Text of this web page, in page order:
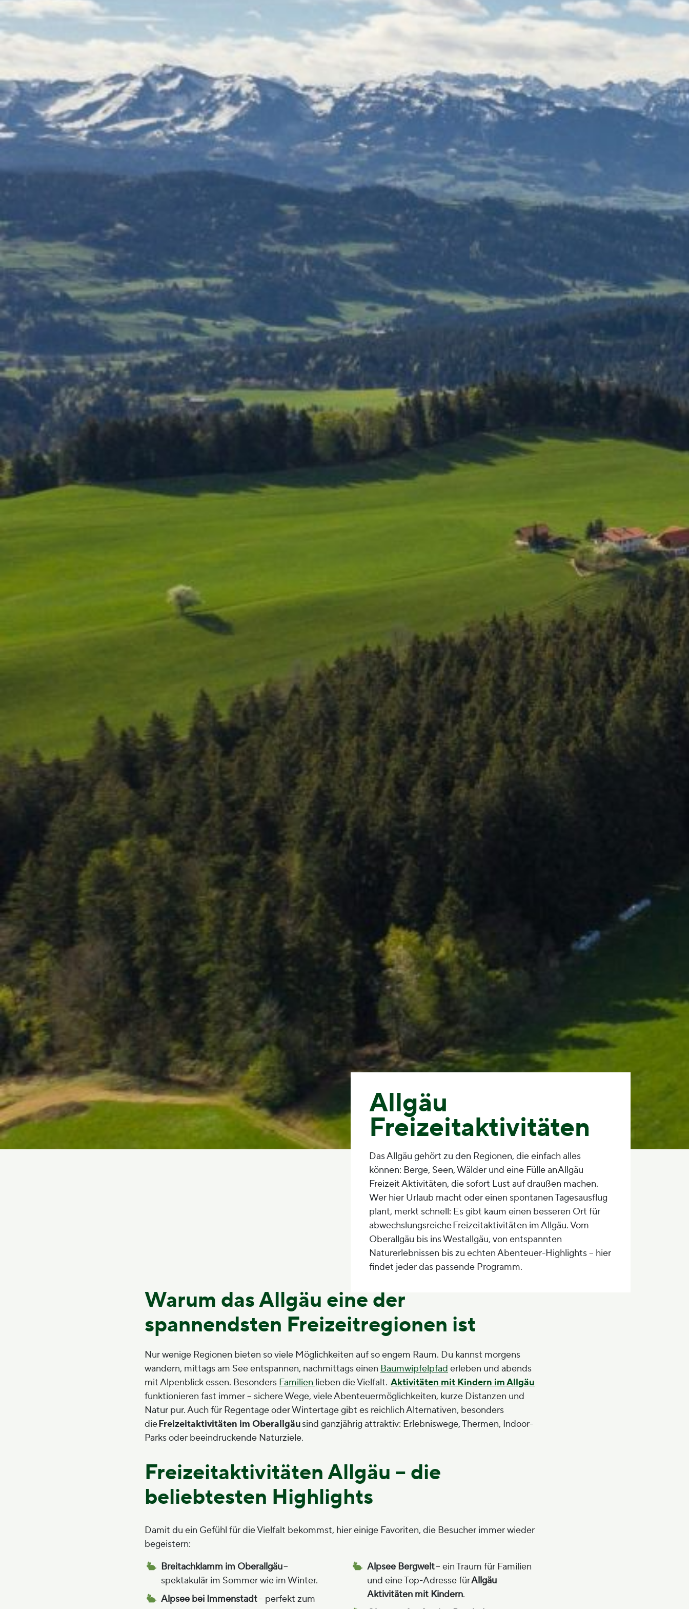
Allgäu
Freizeitaktivitäten
Das Allgäu gehört zu den Regionen, die einfach alles
können: Berge, Seen, Wälder und eine Fülle an Allgäu
Freizeit Aktivitäten, die sofort Lust auf draußen machen.
Wer hier Urlaub macht oder einen spontanen Tagesausflug
plant, merkt schnell: Es gibt kaum einen besseren Ort für
abwechslungsreiche Freizeitaktivitäten im Allgäu. Vom
Oberallgäu bis ins Westallgäu, von entspannten
Naturerlebnissen bis zu echten Abenteuer-Highlights – hier
findet jeder das passende Programm.
Warum das Allgäu eine der
spannendsten Freizeitregionen ist
Nur wenige Regionen bieten so viele Möglichkeiten auf so engem Raum. Du kannst morgens
wandern, mittags am See entspannen, nachmittags einen Baumwipfelpfad erleben und abends
mit Alpenblick essen. Besonders Familien lieben die Vielfalt. Aktivitäten mit Kindern im Allgäu
funktionieren fast immer – sichere Wege, viele Abenteuermöglichkeiten, kurze Distanzen und
Natur pur. Auch für Regentage oder Wintertage gibt es reichlich Alternativen, besonders
dieFreizeitaktivitäten im Oberallgäusind ganzjährig attraktiv: Erlebniswege, Thermen, Indoor-
Parks oder beeindruckende Naturziele.
Freizeitaktivitäten Allgäu – die
beliebtesten Highlights
Damit du ein Gefühl für die Vielfalt bekommst, hier einige Favoriten, die Besucher immer wieder
begeistern:
Breitachklamm im Oberallgäu–
spektakulär im Sommer wie im Winter.
Alpsee bei Immenstadt– perfekt zum
Alpsee Bergwelt– ein Traum für Familien
und eine Top-Adresse fürAllgäu
Aktivitäten mit Kindern.